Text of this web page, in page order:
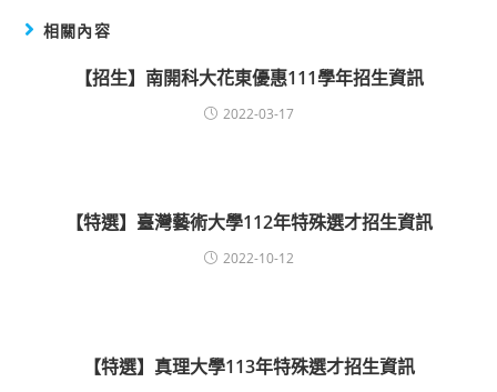
相關內容
【招生】南開科大花東優惠111學年招生資訊
2022-03-17
【特選】臺灣藝術大學112年特殊選才招生資訊
2022-10-12
【特選】真理大學113年特殊選才招生資訊